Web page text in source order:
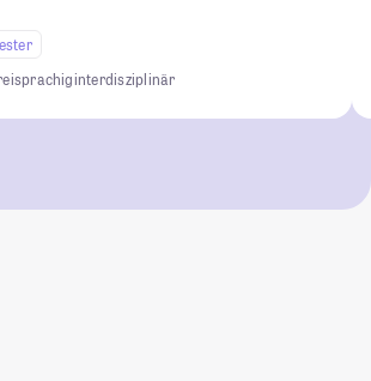
interdisziplinär